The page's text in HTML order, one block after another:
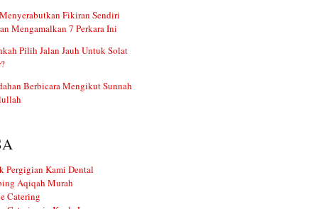
Fikiran Sendiri
Mengamalkan 7 Perkara Ini
Pilih Jalan Jauh Untuk Solat
Berbicara Mengikut Sunnah
Pergigian Kami Dental
Aqiqah Murah
Catering